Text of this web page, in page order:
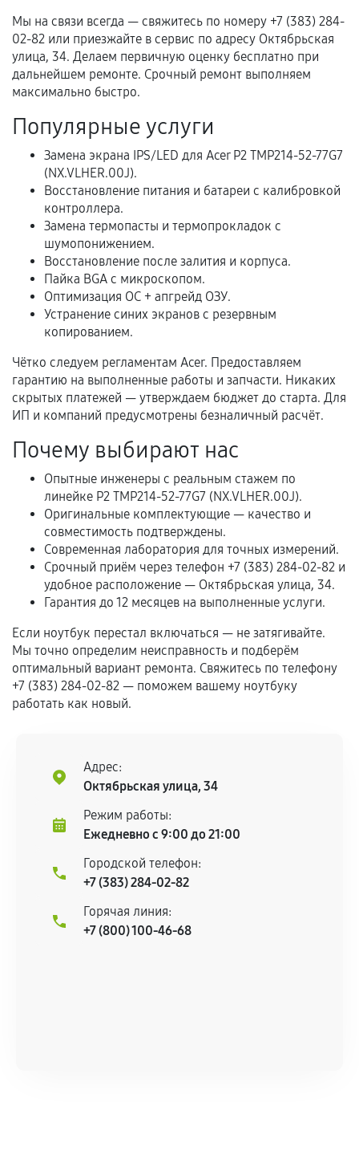
Акт выполненных работ с датой, перечнем
услуг и сроком гарантии.
Документы на установленные комплектующие
и кассовый чек.
Расширенная гарантия
В некоторых случаях возможно оформление
расширенной гарантии. Стоимость, сроки и
условия продления согласовываются отдельно и
фиксируются в документах.
Когда гарантия не действует
Нарушение правил эксплуатации,
механические повреждения, попадание влаги,
перегрев, коррозия.
Самостоятельный ремонт или вмешательство
третьих лиц.
Естественный износ деталей, если иное не
Обращение после окончания гарантийного
срока.
Программные сбои, если это не указано в
отдельных условиях.
Если комплектующие куплены
самостоятельно
Гарантия на выполненные работы может
сохраняться полностью или частично, если
техническим параметрам и не имеют внешних
дефектов.
Установка была выполнена нашим сервисным
центром.
При этом гарантия на сами комплектующие
остается на стороне производителя или
продавца. За качество сторонних деталей
сервисный центр ответственности не несет.
Мы на связи всегда — свяжитесь по номеру +7 (383) 284-
02-82 или приезжайте в сервис по адресу Октябрьская
улица, 34. Делаем первичную оценку бесплатно при
дальнейшем ремонте. Срочный ремонт выполняем
максимально быстро.
Популярные услуги
Замена экрана IPS/LED для Acer P2 TMP214-52-77G7
(NX.VLHER.00J).
Восстановление питания и батареи с калибровкой
контроллера.
Замена термопасты и термопрокладок с
шумопонижением.
Восстановление после залития и корпуса.
Пайка BGA с микроскопом.
Оптимизация ОС + апгрейд ОЗУ.
Устранение синих экранов с резервным
копированием.
Чётко следуем регламентам Acer. Предоставляем
гарантию на выполненные работы и запчасти. Никаких
скрытых платежей — утверждаем бюджет до старта. Для
ИП и компаний предусмотрены безналичный расчёт.
Почему выбирают нас
Опытные инженеры с реальным стажем по
линейке P2 TMP214-52-77G7 (NX.VLHER.00J).
Оригинальные комплектующие — качество и
совместимость подтверждены.
Современная лаборатория для точных измерений.
Срочный приём через телефон +7 (383) 284-02-82 и
удобное расположение — Октябрьская улица, 34.
Гарантия до 12 месяцев на выполненные услуги.
Если ноутбук перестал включаться — не затягивайте.
Мы точно определим неисправность и подберём
оптимальный вариант ремонта. Свяжитесь по телефону
+7 (383) 284-02-82 — поможем вашему ноутбуку
работать как новый.
Адрес:
Октябрьская улица, 34
Режим работы:
Ежедневно с 9:00 до 21:00
Городской телефон:
+7 (383) 284-02-82
Горячая линия:
+7 (800) 100-46-68